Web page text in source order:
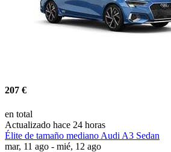
207 €
en total
Actualizado hace 24 horas
Élite de tamaño mediano Audi A3 Sedan
mar, 11 ago - mié, 12 ago